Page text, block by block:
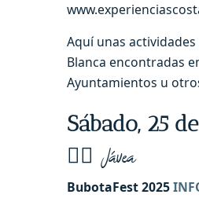
Aquí unas
Blanca encontradas
Ayuntamientos u
Sábado, 25
🧙‍♂️ Jávea
BubotaFest 2025